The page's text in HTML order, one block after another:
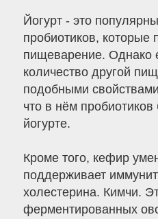
Йогурт - это
пробиотиков, которые
пищеварение. Однако
количество другой
подобными
что в нём
йогурте.
Кроме того, кефир
поддерживает
холестерина. Кимчи.
ферментированных